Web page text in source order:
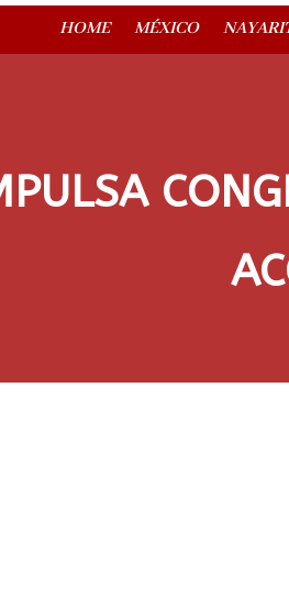
HOME MÉXICO